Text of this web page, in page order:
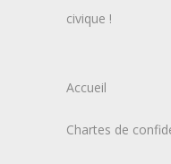
civique !
Accueil
Chartes de